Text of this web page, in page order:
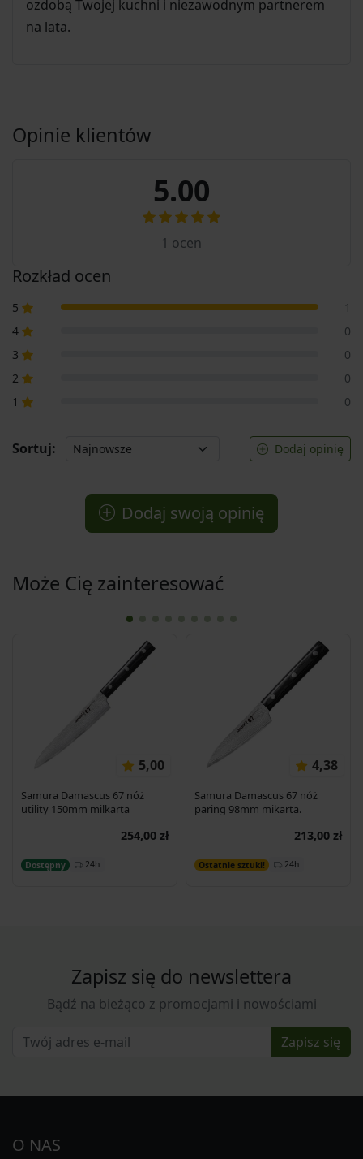
ozdobą Twojej kuchni i niezawodnym partnerem
na lata.
Opinie klientów
5.00
1 ocen
Rozkład ocen
5
1
4
0
3
0
2
0
1
0
Sortuj: Dodaj opinię
Dodaj swoją opinię
Może Cię zainteresować
5,00
Samura Damascus 67 nóż
utility 150mm milkarta
254,00 zł
Dostępny 24h
Dodaj do koszyka
4,38
Samura Damascus 67 nóż
paring 98mm mikarta.
213,00 zł
Ostatnie sztuki! 24h
Dodaj do koszyka
Zapisz się do newslettera
Bądź na bieżąco z promocjami i nowościami
Zapisz się
O NAS